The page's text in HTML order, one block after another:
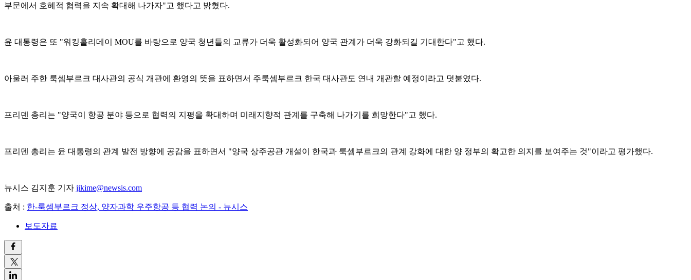
부문에서 호혜적 협력을 지속 확대해 나가자"고 했다고 밝혔다.
윤 대통령은 또 "워킹홀리데이 MOU를 바탕으로 양국 청년들의 교류가 더욱 활성화되어 양국 관계가 더욱 강화되길 기대한다"고 했다.
아울러 주한 룩셈부르크 대사관의 공식 개관에 환영의 뜻을 표하면서 주룩셈부르크 한국 대사관도 연내 개관할 예정이라고 덧붙였다.
프리덴 총리는 "양국이 항공 분야 등으로 협력의 지평을 확대하며 미래지향적 관계를 구축해 나가기를 희망한다"고 했다.
프리덴 총리는 윤 대통령의 관계 발전 방향에 공감을 표하면서 "양국 상주공관 개설이 한국과 룩셈부르크의 관계 강화에 대한 양 정부의 확고한 의지를 보여주는 것"이라고 평가했다.
뉴시스 김지훈 기자 jikime@newsis.com
출처 : 한-룩셈부르크 정상, 양자과학 우주항공 등 협력 논의 - 뉴시스
보도자료